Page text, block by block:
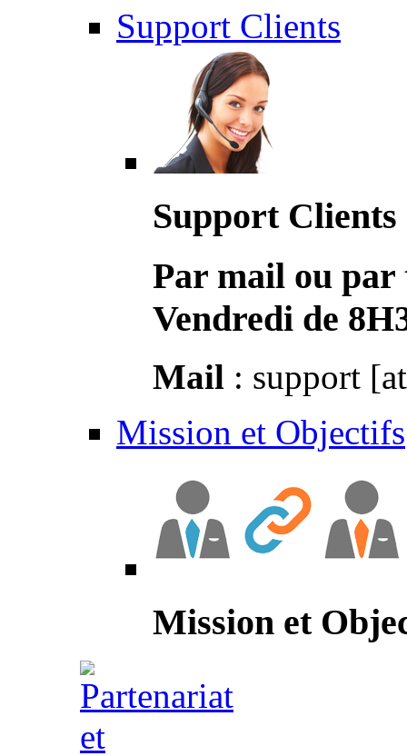
Support Clients
Support Clients
Par mail ou par
Vendredi de
Mail : support
Mission et Objectifs
Mission et